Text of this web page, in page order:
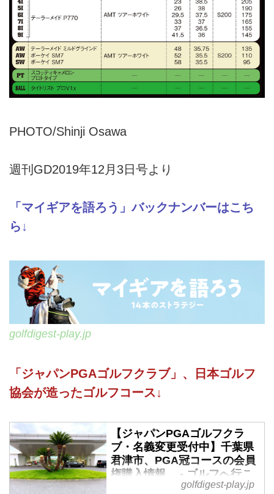
PHOTO/Shinji Osawa
週刊GD2019年12月3日号より
「マイギアを語ろう」バックナンバーはこち
ら↓
golfdigest-play.jp
「ジャパンPGAゴルフクラブ」、日本ゴルフ
協会が造ったゴルフコース↓
【ジャパンPGAゴルフクラ
ブ・名義変更受付中】千葉県
君津市、PGA冠コースの会員
権購入情報。 - ゴルフへ行こ
うWEB by ゴルフダイジェス
golfdigest-play.jp